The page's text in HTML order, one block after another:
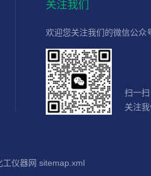
关注我们
欢迎您关注我们的微信公众
扫一扫
关注我
工仪器网 sitemap.xml